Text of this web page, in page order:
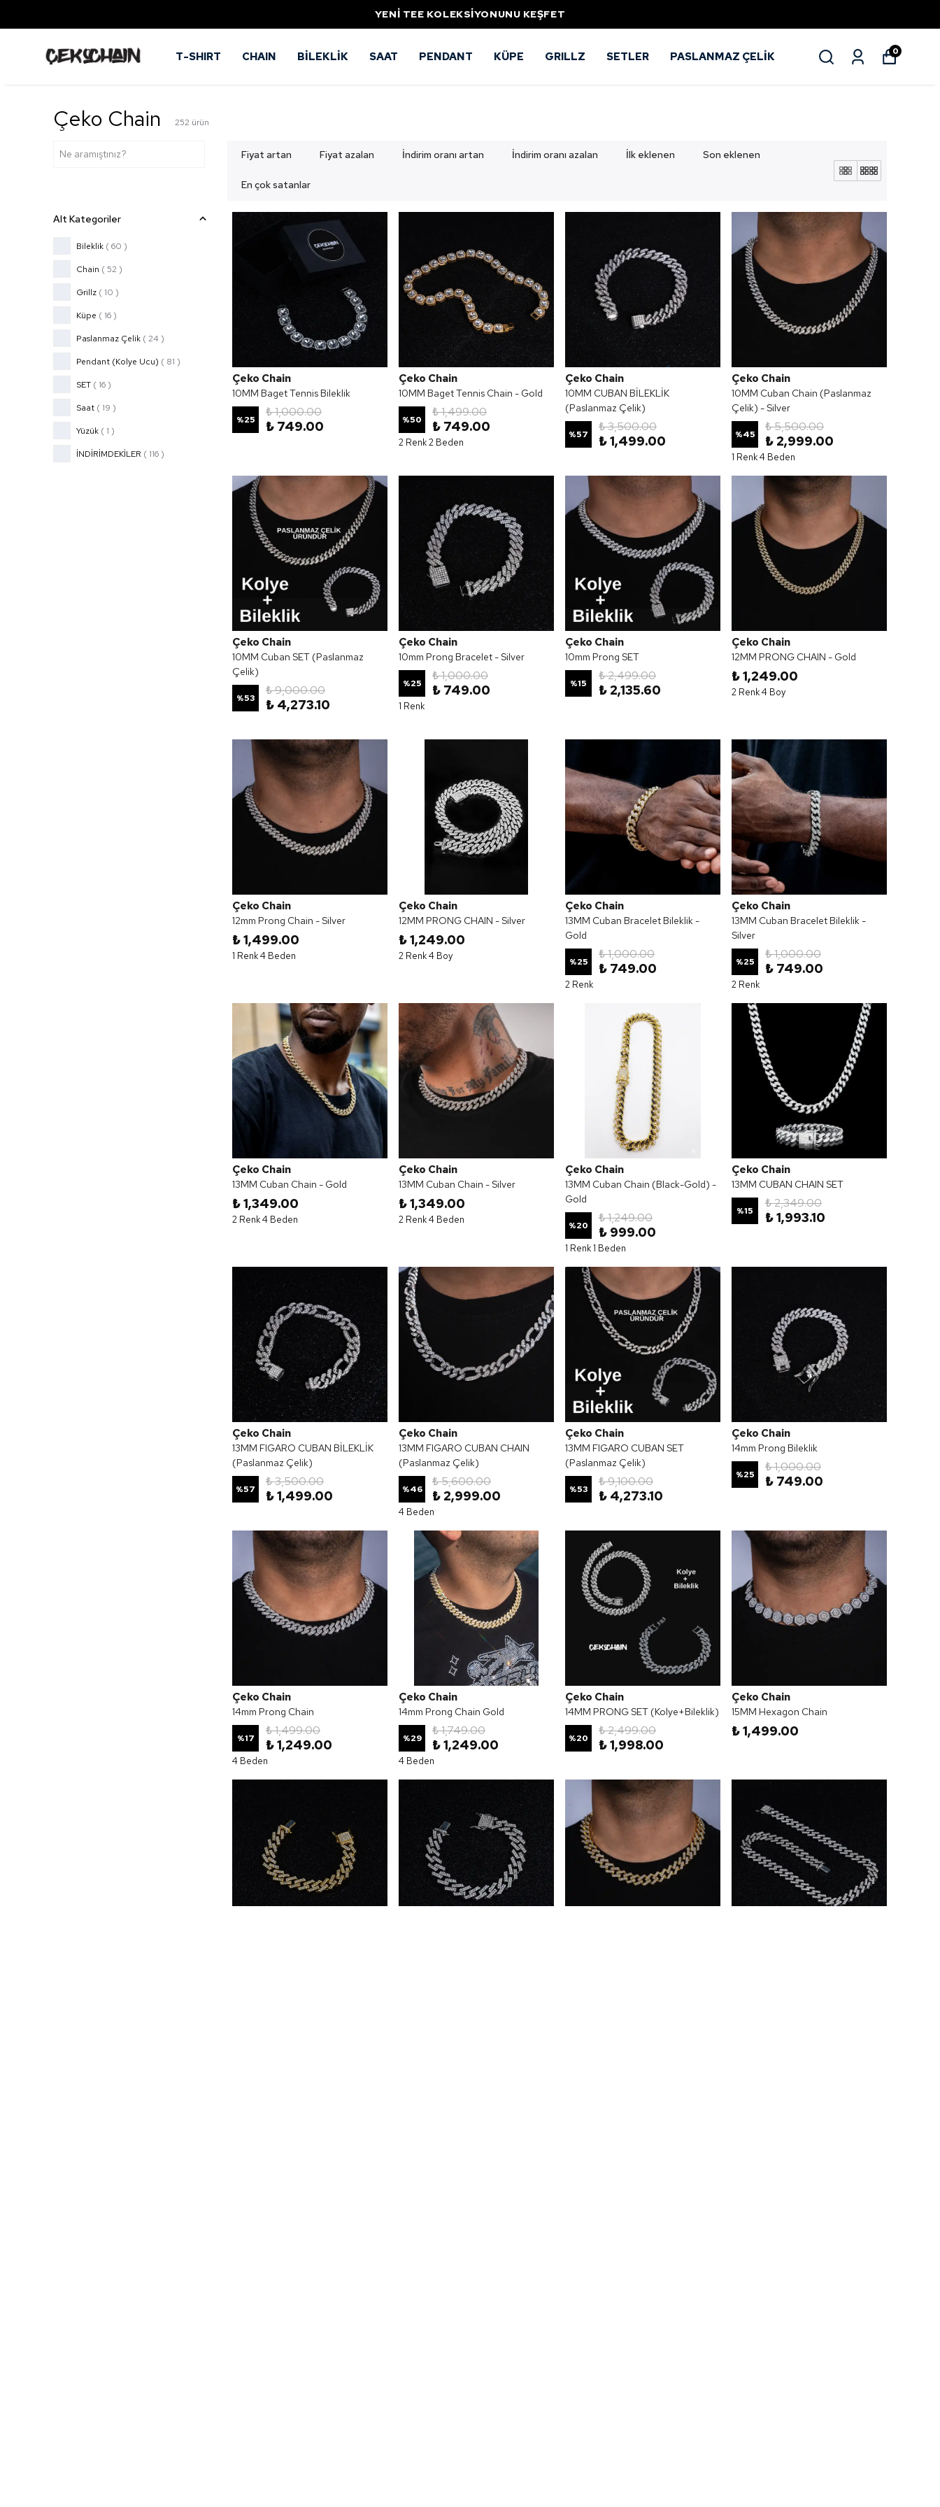
ALLAH PENDANT SATIŞTA
T-SHIRT CHAIN BİLEKLİK SAAT PENDANT KÜPE GRILLZ SETLER PASLANMAZ ÇELİK 0
Çeko Chain 252 ürün
Fiyat artan Fiyat azalan İndirim oranı artan İndirim oranı azalan İlk eklenen Son eklenen
En çok satanlar
Alt Kategoriler
Bileklik ( 60 )
Chain ( 52 )
Grillz ( 10 )
Küpe ( 16 )
Paslanmaz Çelik ( 24 )
Pendant (Kolye Ucu) ( 81 )
SET ( 16 )
Saat ( 19 )
Yüzük ( 1 )
İNDİRİMDEKİLER ( 116 )
Çeko Chain
10MM Baget Tennis Bileklik
%25
₺ 1,000.00
₺ 749.00
Çeko Chain
10MM Baget Tennis Chain - Gold
%50
₺ 1,499.00
₺ 749.00
2 Renk 2 Beden
Çeko Chain
10MM CUBAN BİLEKLİK
(Paslanmaz Çelik)
%57
₺ 3,500.00
₺ 1,499.00
Çeko Chain
10MM Cuban Chain (Paslanmaz
Çelik) - Silver
%45
₺ 5,500.00
₺ 2,999.00
1 Renk 4 Beden
Çeko Chain
10MM Cuban SET (Paslanmaz
Çelik)
%53
₺ 9,000.00
₺ 4,273.10
Çeko Chain
10mm Prong Bracelet - Silver
%25
₺ 1,000.00
₺ 749.00
1 Renk
Çeko Chain
10mm Prong SET
%15
₺ 2,499.00
₺ 2,135.60
Çeko Chain
12MM PRONG CHAIN - Gold
₺ 1,249.00
2 Renk 4 Boy
Çeko Chain
12mm Prong Chain - Silver
₺ 1,499.00
1 Renk 4 Beden
Çeko Chain
12MM PRONG CHAIN - Silver
₺ 1,249.00
2 Renk 4 Boy
Çeko Chain
13MM Cuban Bracelet Bileklik -
Gold
%25
₺ 1,000.00
₺ 749.00
2 Renk
Çeko Chain
13MM Cuban Bracelet Bileklik -
Silver
%25
₺ 1,000.00
₺ 749.00
2 Renk
Çeko Chain
13MM Cuban Chain - Gold
₺ 1,349.00
2 Renk 4 Beden
Çeko Chain
13MM Cuban Chain - Silver
₺ 1,349.00
2 Renk 4 Beden
Çeko Chain
13MM Cuban Chain (Black-Gold) -
Gold
%20
₺ 1,249.00
₺ 999.00
1 Renk 1 Beden
Çeko Chain
13MM CUBAN CHAIN SET
%15
₺ 2,349.00
₺ 1,993.10
Çeko Chain
13MM FIGARO CUBAN BİLEKLİK
(Paslanmaz Çelik)
%57
₺ 3,500.00
₺ 1,499.00
Çeko Chain
13MM FIGARO CUBAN CHAIN
(Paslanmaz Çelik)
%46
₺ 5,600.00
₺ 2,999.00
4 Beden
Çeko Chain
13MM FIGARO CUBAN SET
(Paslanmaz Çelik)
%53
₺ 9,100.00
₺ 4,273.10
Çeko Chain
14mm Prong Bileklik
%25
₺ 1,000.00
₺ 749.00
Çeko Chain
14mm Prong Chain
%17
₺ 1,499.00
₺ 1,249.00
4 Beden
Çeko Chain
14mm Prong Chain Gold
%29
₺ 1,749.00
₺ 1,249.00
4 Beden
Çeko Chain
14MM PRONG SET (Kolye+Bileklik)
%20
₺ 2,499.00
₺ 1,998.00
Çeko Chain
15MM Hexagon Chain
₺ 1,499.00